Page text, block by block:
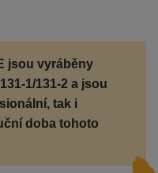
jsou vyráběny
1/131-2 a jsou
tak i
doba tohoto